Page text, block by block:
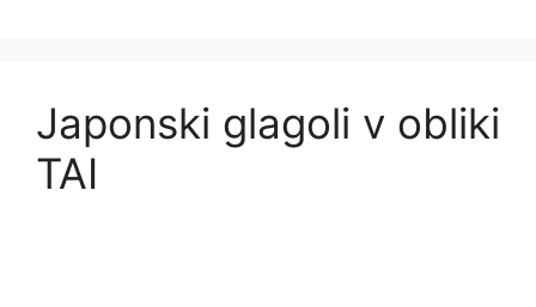
Japonski glagoli v obliki
TAI